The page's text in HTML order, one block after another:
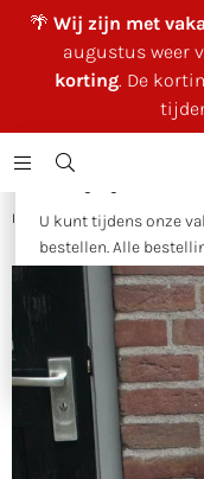
🌴 Wij zijn met
augustus weer
korting. De
U kunt tijdens onze
bestellen. Alle
volgorde van
Als bedankje voor
vakantie
10%
automatisch
Huis Houtgesneden